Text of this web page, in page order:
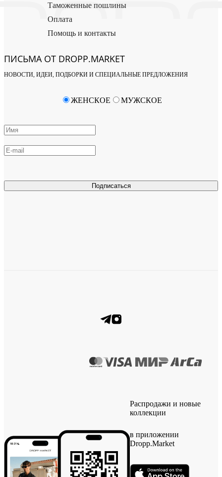
Таможенные пошлины
Оплата
Помощь и контакты
ПИСЬМА ОТ DROPP.MARKET
НОВОСТИ, ИДЕИ, ПОДБОРКИ И СПЕЦИАЛЬНЫЕ ПРЕДЛОЖЕНИЯ
Подписаться
ЖЕНСКОЕ МУЖСКОЕ
Распродажи и новые
коллекции
в приложении
Dropp.Market